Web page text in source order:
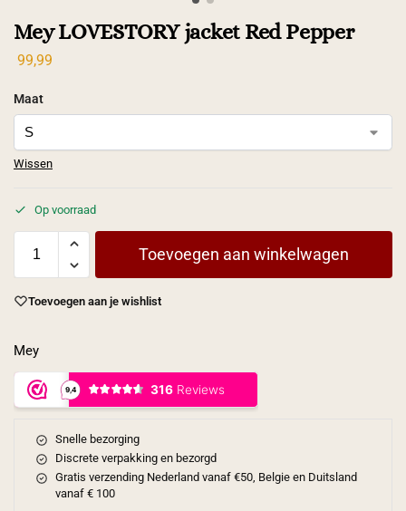
Mey LOVESTORY jacket Red Pepper
99,99
Maat
Wissen
Op voorraad
Toevoegen aan winkelwagen
Toevoegen aan je wishlist
Mey
Snelle bezorging
Discrete verpakking en bezorgd
Gratis verzending Nederland vanaf €50, Belgie en Duitsland
vanaf € 100